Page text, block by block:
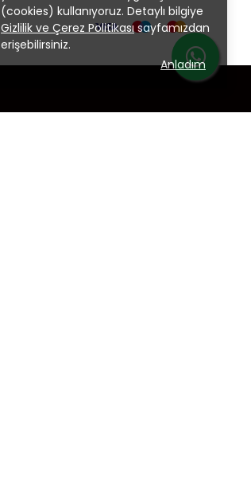
(cookies) kullanıyoruz. Detaylı bilgiye
Gizlilik ve Çerez Politikası sayfamızdan
erişebilirsiniz.
Anladım